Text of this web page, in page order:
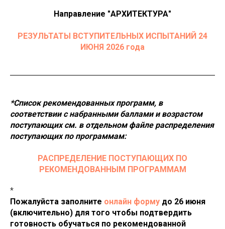
Направление "АРХИТЕКТУРА"
РЕЗУЛЬТАТЫ ВСТУПИТЕЛЬНЫХ ИСПЫТАНИЙ 24
ИЮНЯ 2026 года
*Список рекомендованных программ, в
соответствии с набранными баллами и возрастом
поступающих см. в отдельном файле распределения
поступающих по программам:
РАСПРЕДЕЛЕНИЕ ПОСТУПАЮЩИХ ПО
РЕКОМЕНДОВАННЫМ ПРОГРАММАМ
*
Пожалуйста заполните онлайн форму до 26 июня
(включительно) для того чтобы подтвердить
готовность обучаться по рекомендованной